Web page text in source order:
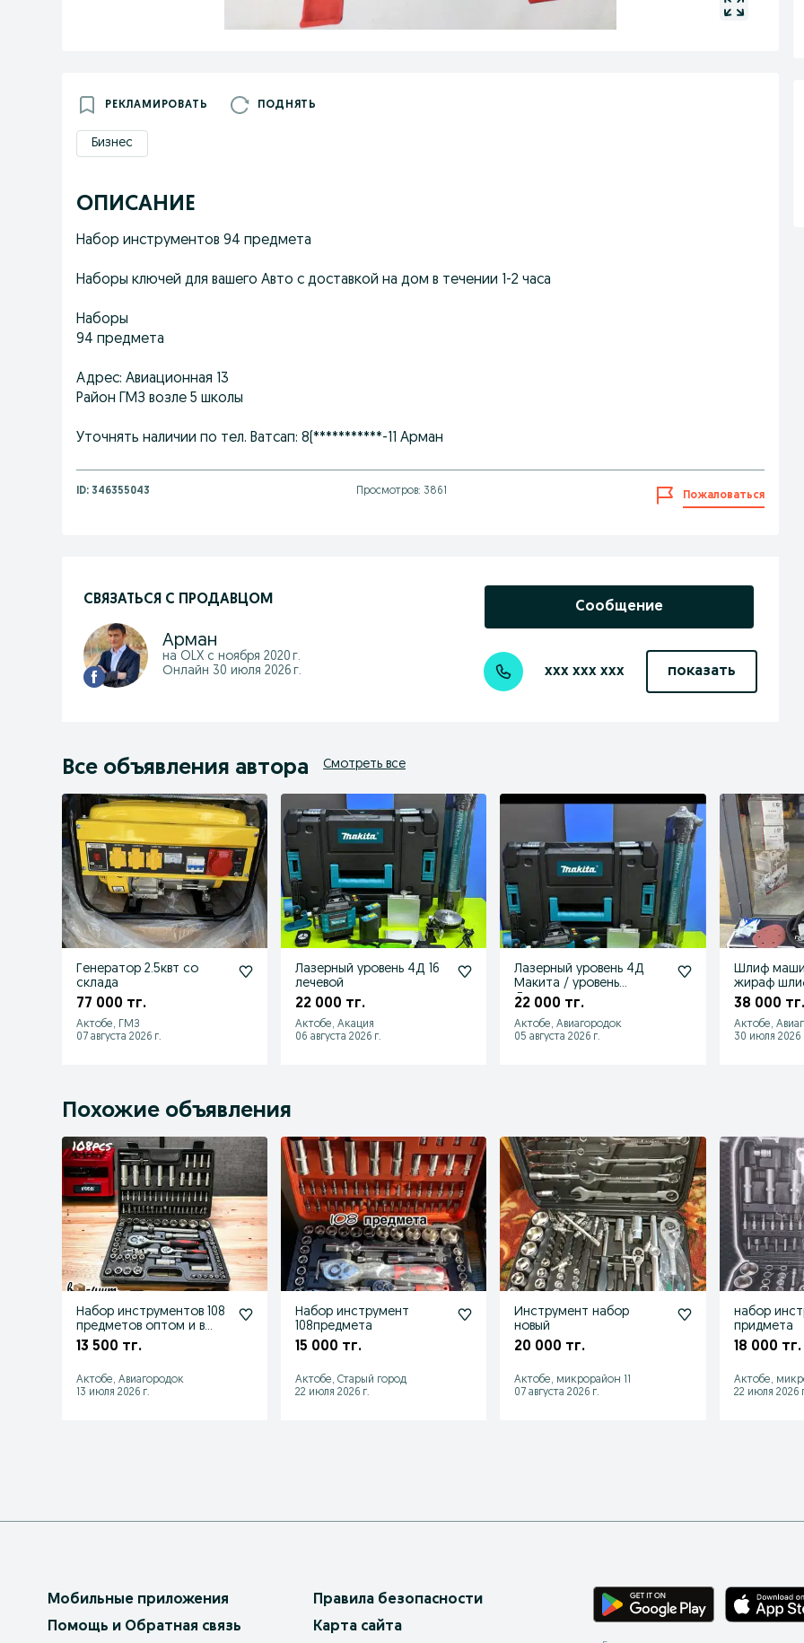
РЕКЛАМИРОВАТЬ ПОДНЯТЬ
Бизнес
ОПИСАНИЕ
Набор инструментов 94 предмета
Наборы ключей для вашего Авто с доставкой на дом в течении 1-2 часа
Наборы
94 предмета
Адрес: Авиационная 13
Район ГМЗ возле 5 школы
Уточнять наличии по тел. Ватсап: 8(***********-11 Арман
ID: 346355043 Просмотров: 3861 Пожаловаться
СВЯЗАТЬСЯ С ПРОДАВЦОМ
Арман
на OLX с ноября 2020 г.
Онлайн 30 июля 2026 г.
Сообщение
xxx xxx xxx показать
Все объявления автора Смотреть все
Генератор 2.5квт со
склада
77 000 тг.
Актобе, ГМЗ
07 августа 2026 г.
Лазерный уровень 4Д 16
лечевой
22 000 тг.
Актобе, Акация
06 августа 2026 г.
Лазерный уровень 4Д
Макита / уровень
Девальт
22 000 тг.
Актобе, Авиагородок
05 августа 2026 г.
Шлиф
жираф
машина
38 000 тг.
Актобе,
30 июля 2026
Похожие объявления
Набор инструментов 108
предметов оптом и в
розницу сол склада
13 500 тг.
Актобе, Авиагородок
13 июля 2026 г.
Набор инструмент
108предмета
15 000 тг.
Актобе, Старый город
22 июля 2026 г.
Инструмент набор
новый
20 000 тг.
Актобе, микрорайон 11
07 августа 2026 г.
набор
придмета
18 000 тг.
Актобе,
22 июля 2026
Мобильные приложения
Помощь и Обратная связь
Правила безопасности
Карта сайта